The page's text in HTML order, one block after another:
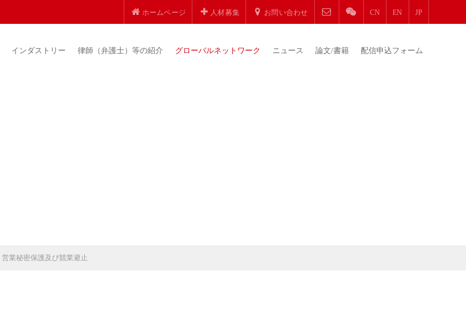
ホームページ 人材募集 お問い合わせ CN EN JP
インダストリー 律師（弁護士）等の紹介 グローバルネットワーク ニュース 論文/書籍 配信申込フォーム
営業秘密保護及び競業避止